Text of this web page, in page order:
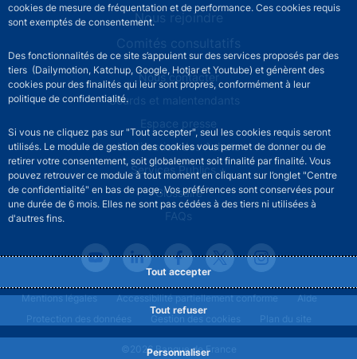
cookies de mesure de fréquentation et de performance. Ces cookies requis
sont exemptés de consentement.
Des fonctionnalités de ce site s’appuient sur des services proposés par des
tiers (Dailymotion, Katchup, Google, Hotjar et Youtube) et génèrent des
cookies pour des finalités qui leur sont propres, conformément à leur
politique de confidentialité.
Si vous ne cliquez pas sur "Tout accepter", seul les cookies requis seront
utilisés. Le module de gestion des cookies vous permet de donner ou de
retirer votre consentement, soit globalement soit finalité par finalité. Vous
pouvez retrouver ce module à tout moment en cliquant sur l’onglet "Centre
de confidentialité" en bas de page. Vos préférences sont conservées pour
une durée de 6 mois. Elles ne sont pas cédées à des tiers ni utilisées à
d'autres fins.
Tout accepter
Tout refuser
Personnaliser
Nous rejoindre
Comités consultatifs
Footer secondary menuNous contacter
Sourds et malentendants
Espace presse
La direction des Achats
Services Publics +
Glossaire
FAQs
©2026 Banque de France
Footer legal notice menu
Mentions légales Accessibilité partiellement conforme
Aide
Protection des données
Gestion des cookies Plan du site